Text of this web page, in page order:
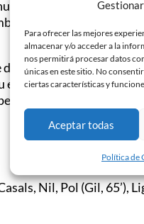
Para ofrecer las mejores
almacenar y/o acceder a la
nos permitirá procesar datos
únicas en este sitio. No
ciertas características y
Aceptar todas
Política de
y alentados por una
del CE Júpiter y
a la espera de
el último compromiso
en Primera
Nil, Pol (Gil, 65’),